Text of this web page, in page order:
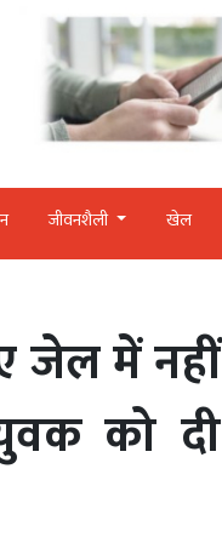
जीवनशैली खेल
जेल में नहीं
को दी